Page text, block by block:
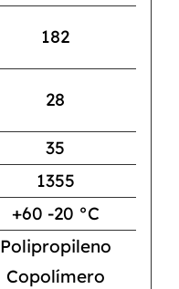
182
28
35
1355
+60 -20 °C
Polipropileno
Copolímero